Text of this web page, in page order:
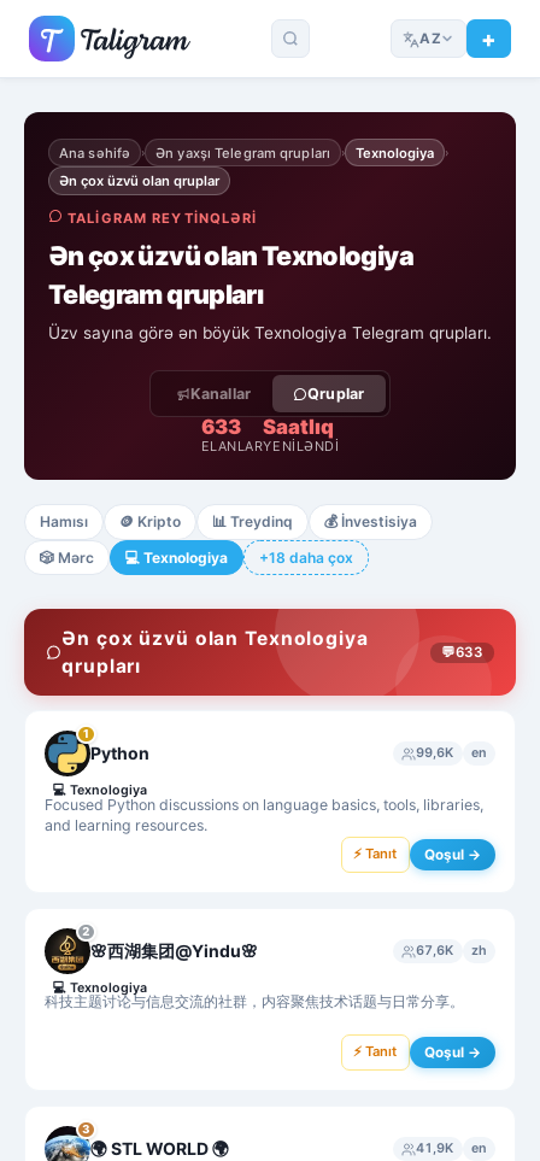
AZ
Ana səhifə › Ən yaxşı Telegram qrupları › Texnologiya ›
Ən çox üzvü olan qruplar
TALIGRAM REYTINQLƏRI
Ən çox üzvü olan Texnologiya
Telegram qrupları
Üzv sayına görə ən böyük Texnologiya Telegram qrupları.
Kanallar Qruplar
633
ELANLAR
Saatlıq
YENILƏNDI
Hamısı 🪙 Kripto 📊 Treydinq 💰 İnvestisiya
🎲 Mərc 💻 Texnologiya +18 daha çox
Ən çox üzvü olan Texnologiya
qrupları
💬633
1
Python 99,6K en
Focused Python discussions on language basics, tools, libraries,
and learning resources.
💻 Texnologiya
⚡ Tanıt Qoşul →
2
🌸西湖集团@Yindu🌸 67,6K zh
科技主题讨论与信息交流的社群，内容聚焦技术话题与日常分享。
💻 Texnologiya
⚡ Tanıt Qoşul →
3
🌍 STL WORLD 🌍 41,9K en